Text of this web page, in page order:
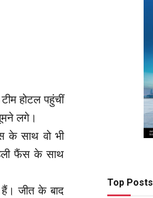
होटल पहुंचीं
लगे।
के साथ वो भी
फैंस के साथ
हैं। जीत के बाद
Top Posts